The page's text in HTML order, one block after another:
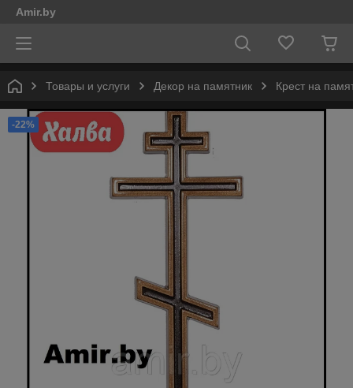
Amir.by
Товары и услуги Декор на памятник Крест на
-22%